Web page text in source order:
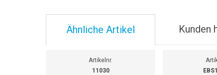
Ähnliche Artikel Kunden
Artikelnr.
11030